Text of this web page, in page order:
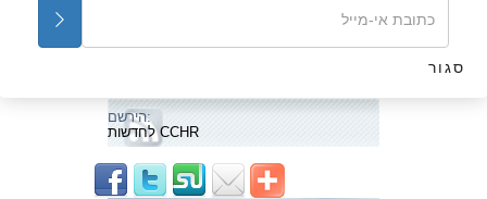
הבא הקודם
הירשם:
לחדשות CCHR
סגור